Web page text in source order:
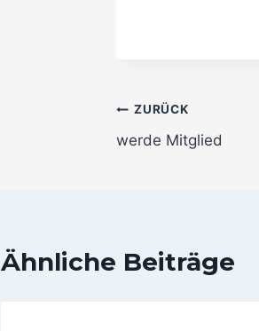
ZURÜCK
werde Mitglied
Ähnliche Beiträge